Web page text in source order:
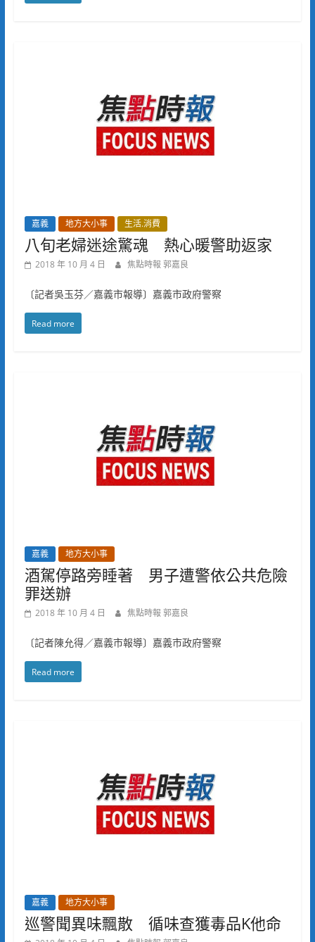
嘉義 地方大小事 生活.消費
八旬老婦迷途驚魂 熱心暖警助返家
2018 年 10 月 4 日 焦點時報 郭嘉良
〔記者吳玉芬／嘉義市報導〕嘉義市政府警察
Read more
嘉義 地方大小事
酒駕停路旁睡著 男子遭警依公共危險
罪送辦
2018 年 10 月 4 日 焦點時報 郭嘉良
〔記者陳允得／嘉義市報導〕嘉義市政府警察
Read more
嘉義 地方大小事
巡警聞異味飄散 循味查獲毒品K他命